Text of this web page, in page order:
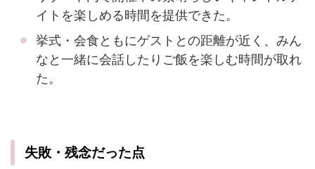
イトを楽しめる時間を提供できた。
挙式・会食ともにゲストとの距離が近く、みん
なと一緒に会話したりご飯を楽しむ時間が取れ
た。
失敗・残念だった点